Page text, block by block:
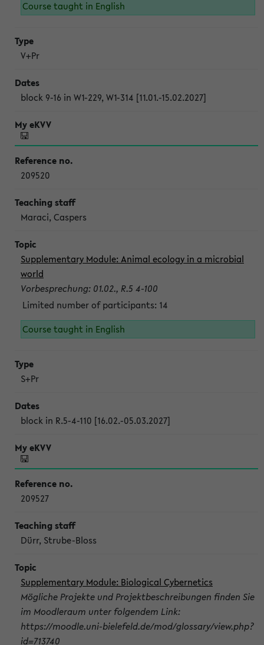
Course taught in English
V+Pr
block 9-16 in W1-229, W1-314 [11.01.-15.02.2027]
209520
Maraci, Caspers
Supplementary Module: Animal ecology in a microbial
world
Vorbesprechung: 01.02., R.5 4-100
Limited number of participants: 14
Course taught in English
S+Pr
block in R.5-4-110 [16.02.-05.03.2027]
209527
Dürr, Strube-Bloss
Supplementary Module: Biological Cybernetics
Mögliche Projekte und Projektbeschreibungen finden Sie
im Moodleraum unter folgendem Link:
https://moodle.uni-bielefeld.de/mod/glossary/view.php?
id=713740